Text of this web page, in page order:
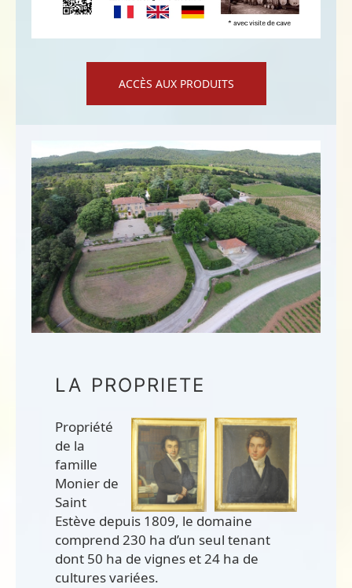
ACCÈS AUX PRODUITS
LA PROPRIETE
Propriété
de la
famille
Monier de
Saint
Estève depuis 1809, le domaine
comprend 230 ha d’un seul tenant
dont 50 ha de vignes et 24 ha de
cultures variées.